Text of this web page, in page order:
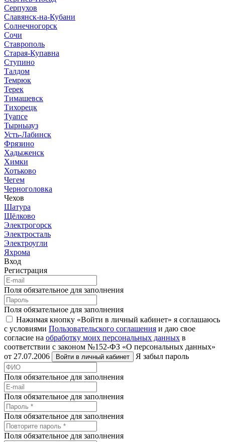
Серпухов
Славянск-на-Кубани
Солнечногорск
Сочи
Ставрополь
Старая-Купавна
Ступино
Талдом
Темрюк
Терек
Тимашевск
Тихорецк
Туапсе
Тырныауз
Усть-Лабинск
Фрязино
Хадыженск
Химки
Хотьково
Чегем
Черноголовка
Чехов
Шатура
Щёлково
Электрогорск
Электросталь
Электроугли
Яхрома
Вход
Регистрация
Поля обязательное для заполнения
Поля обязательное для заполнения
Нажимая кнопку «Войти в личный кабинет» я соглашаюсь
с условиями Пользовательского соглашения и даю свое
согласие на обработку моих персональных данных в
соответствии с законом №152-ФЗ «О персональных данных»
от 27.07.2006
Войти в личный кабинет Я забыл пароль
Поля обязательное для заполнения
Поля обязательное для заполнения
Поля обязательное для заполнения
Поля обязательное для заполнения